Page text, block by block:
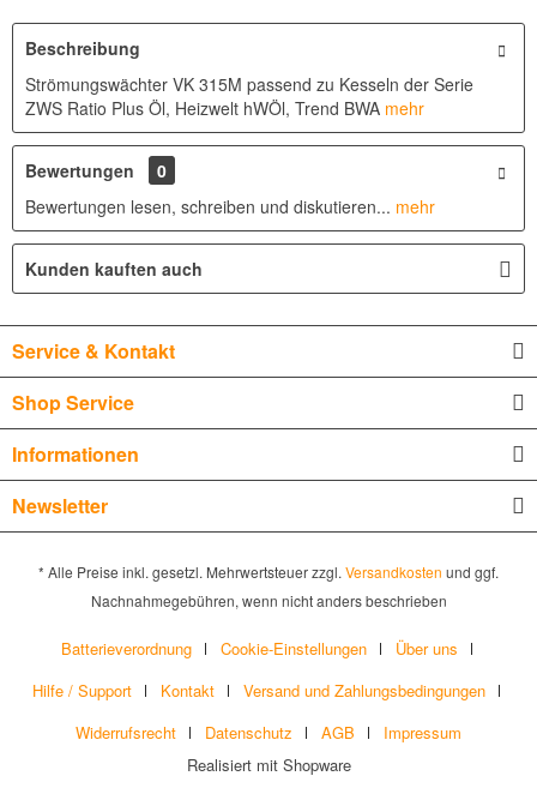
Beschreibung
Strömungswächter VK 315M passend zu Kesseln der Serie
ZWS Ratio Plus Öl, Heizwelt hWÖl, Trend BWA mehr
Bewertungen
0
Bewertungen lesen, schreiben und diskutieren... mehr
Kunden kauften auch
Service & Kontakt
Shop Service
Informationen
Newsletter
* Alle Preise inkl. gesetzl. Mehrwertsteuer zzgl. Versandkosten und ggf.
Nachnahmegebühren, wenn nicht anders beschrieben
Batterieverordnung Cookie-Einstellungen
Über uns
Hilfe / Support
Kontakt
Versand und Zahlungsbedingungen
Widerrufsrecht
Datenschutz AGB
Impressum
Realisiert mit Shopware